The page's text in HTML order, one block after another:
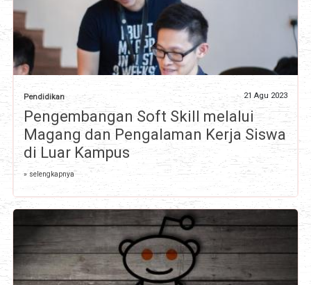
Pendidikan 21 Agu 2023
Pengembangan Soft Skill melalui
Magang dan Pengalaman Kerja Siswa
di Luar Kampus
» selengkapnya